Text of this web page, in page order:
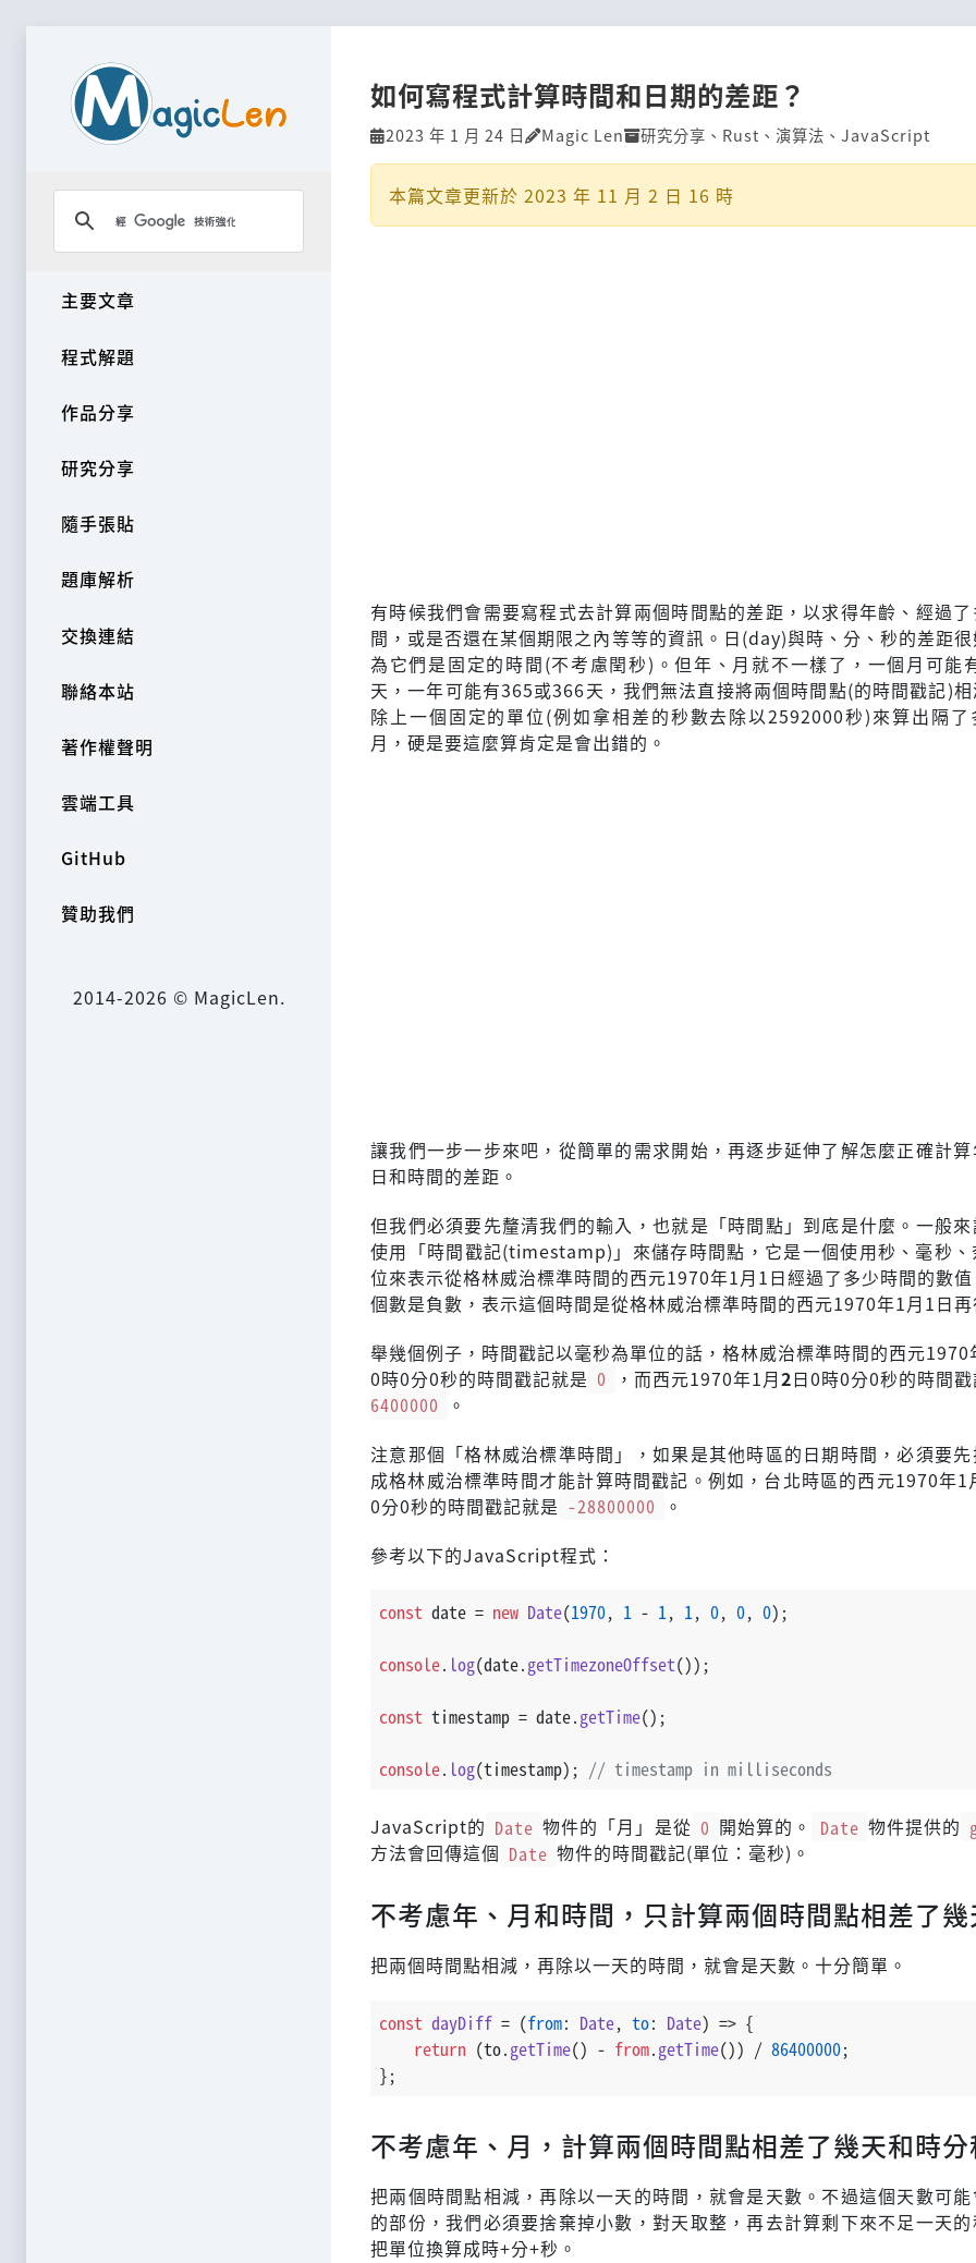
主要文章
程式解題
作品分享
研究分享
隨手張貼
題庫解析
交換連結
聯絡本站
著作權聲明
雲端工具
GitHub
贊助我們
2014-2026 © MagicLen.
如何寫程式計算時間和日期的差距？
2023 年 1 月 24 日 Magic Len 研究分享 、 Rust 、 演算法 、 JavaScript
本篇文章更新於 2023 年 11 月 2 日 16 時
有時候我們會需要寫程式去計算兩個時間點的差距，以求得年齡、經過
間，或是否還在某個期限之內等等的資訊。日(day)與時、分、秒的差距
為它們是固定的時間(不考慮閏秒)。但年、月就不一樣了，一個月可能
天，一年可能有365或366天，我們無法直接將兩個時間點(的時間戳記)
除上一個固定的單位(例如拿相差的秒數去除以2592000秒)來算出隔了
月，硬是要這麼算肯定是會出錯的。
讓我們一步一步來吧，從簡單的需求開始，再逐步延伸了解怎麼正確計算
日和時間的差距。
但我們必須要先釐清我們的輸入，也就是「時間點」到底是什麼。一般
使用「時間戳記(timestamp)」來儲存時間點，它是一個使用秒、毫秒、
位來表示從格林威治標準時間的西元1970年1月1日經過了多少時間的數
個數是負數，表示這個時間是從格林威治標準時間的西元1970年1月1日再
舉幾個例子，時間戳記以毫秒為單位的話，格林威治標準時間的西元1970
0時0分0秒的時間戳記就是 0 ，而西元1970年1月2日0時0分0秒的時間
6400000
。
注意那個「格林威治標準時間」，如果是其他時區的日期時間，必須要
成格林威治標準時間才能計算時間戳記。例如，台北時區的西元1970年1
0分0秒的時間戳記就是 -28800000
。
參考以下的JavaScript程式：
const date = new Date(1970, 1 - 1, 1, 0, 0, 0);
console. log(date.getTimezoneOffset());
const timestamp = date.getTime();
console. log(timestamp); // timestamp in milliseconds
JavaScript的 Date 物件的「月」是從 0 開始算的。 Date 物件提供的
方法會回傳這個 Date 物件的時間戳記(單位：毫秒)。
不考慮年、月和時間，只計算兩個時間點相差了幾
把兩個時間點相減，再除以一天的時間，就會是天數。十分簡單。
const dayDiff = (from: Date, to: Date) => {
return (to.getTime() - from.getTime()) / 86400000;
};
不考慮年、月，計算兩個時間點相差了幾天和時分
把兩個時間點相減，再除以一天的時間，就會是天數。不過這個天數可
的部份，我們必須要捨棄掉小數，對天取整，再去計算剩下來不足一天
把單位換算成時+分+秒。